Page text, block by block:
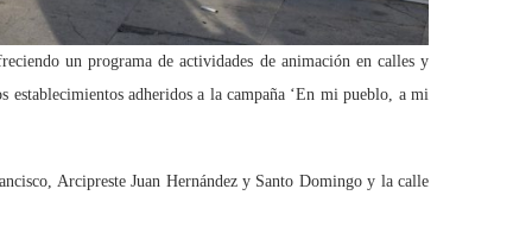
un programa de actividades de animación en calles y
establecimientos adheridos a la campaña ‘En mi pueblo, a mi
Arcipreste Juan Hernández y Santo Domingo y la calle